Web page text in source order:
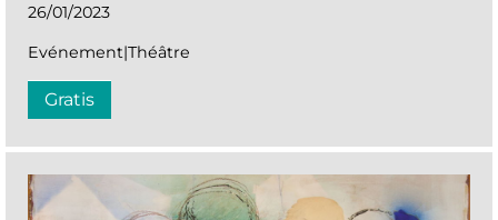
26/01/2023
Evénement|Théâtre
Gratis